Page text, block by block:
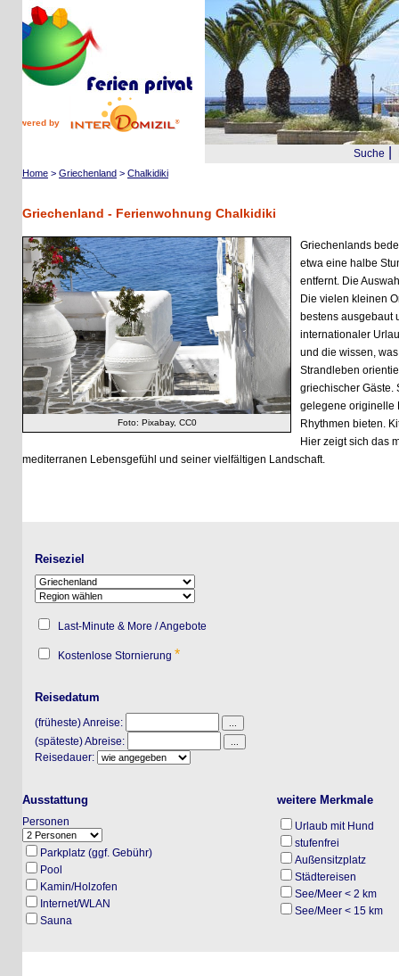
by
Suche|
Home>Griechenland>Chalkidiki
Griechenland - Ferienwohnung Chalkidiki
Foto: Pixabay, CC0
Griechenlands
etwa eine halbe Stunde
entfernt. Die Auswahl
Die vielen kleinen Orte
bestens ausgebaut und
internationaler
und die wissen, was
Strandleben orientiert
griechischer Gäste. So
gelegene originelle
Rhythmen bieten.
Hier zeigt sich das
mediterranen Lebensgefühl und seiner vielfältigen Landschaft.
Reiseziel
Last-Minute & More / Angebote
Kostenlose Stornierung*
Reisedatum
(früheste) Anreise:
(späteste) Abreise:
Reisedauer:
Ausstattung
Personen
Parkplatz (ggf. Gebühr)
Pool
Kamin/Holzofen
Internet/WLAN
Sauna
weitere Merkmale
Urlaub mit Hund
stufenfrei
Außensitzplatz
Städtereisen
See/Meer < 2 km
See/Meer < 15 km